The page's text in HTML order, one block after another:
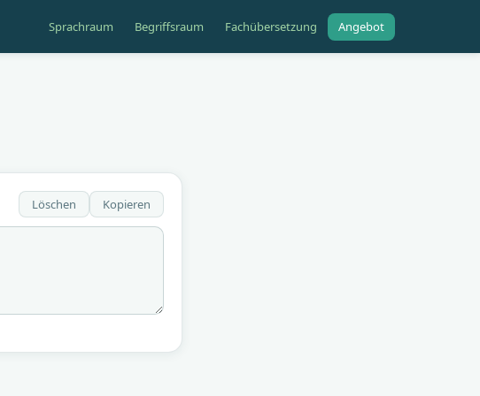
Sprachraum Begriffsraum Fachübersetzung Angebot
Löschen Kopieren